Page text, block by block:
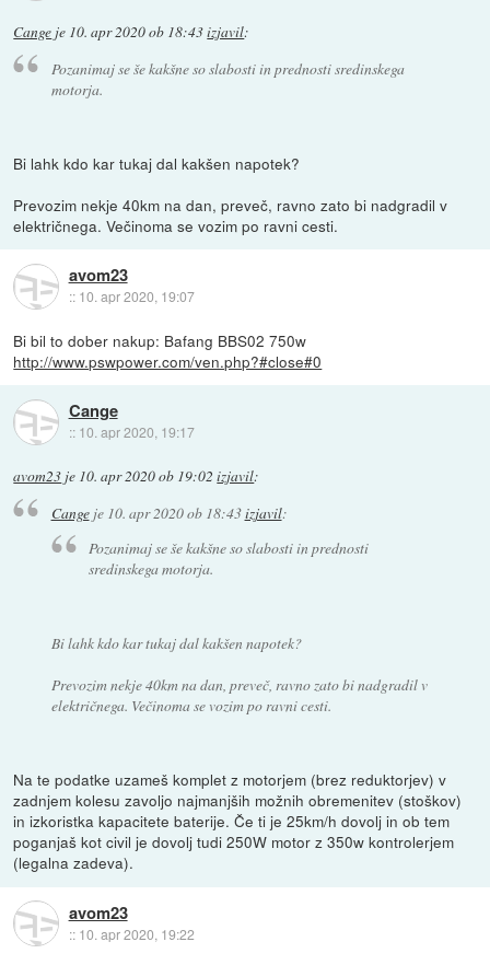
Cange je 10. apr 2020 ob 18:43izjavil:
Pozanimaj se še kakšne so slabosti in prednosti sredinskega
motorja.
Bi lahk kdo kar tukaj dal kakšen napotek?
Prevozim nekje 40km na dan, preveč, ravno zato bi nadgradil v
električnega. Večinoma se vozim po ravni cesti.
avom23
:: 10. apr 2020, 19:07
Bi bil to dober nakup: Bafang BBS02 750w
http://www.pswpower.com/ven.php?#close#0
Cange
:: 10. apr 2020, 19:17
avom23 je 10. apr 2020 ob 19:02 izjavil:
Cangeje 10. apr 2020 ob 18:43izjavil:
Pozanimaj se še kakšne so slabosti in prednosti
sredinskega motorja.
Bi lahk kdo kar tukaj dal kakšen napotek?
Prevozim nekje 40km na dan, preveč, ravno zato bi nadgradil v
električnega. Večinoma se vozim po ravni cesti.
Na te podatke uzameš komplet z motorjem (brez reduktorjev) v
zadnjem kolesu zavoljo najmanjših možnih obremenitev (stoškov)
in izkoristka kapacitete baterije. Če ti je 25km/h dovolj in ob tem
poganjaš kot civil je dovolj tudi 250W motor z 350w kontrolerjem
(legalna zadeva).
avom23
:: 10. apr 2020, 19:22